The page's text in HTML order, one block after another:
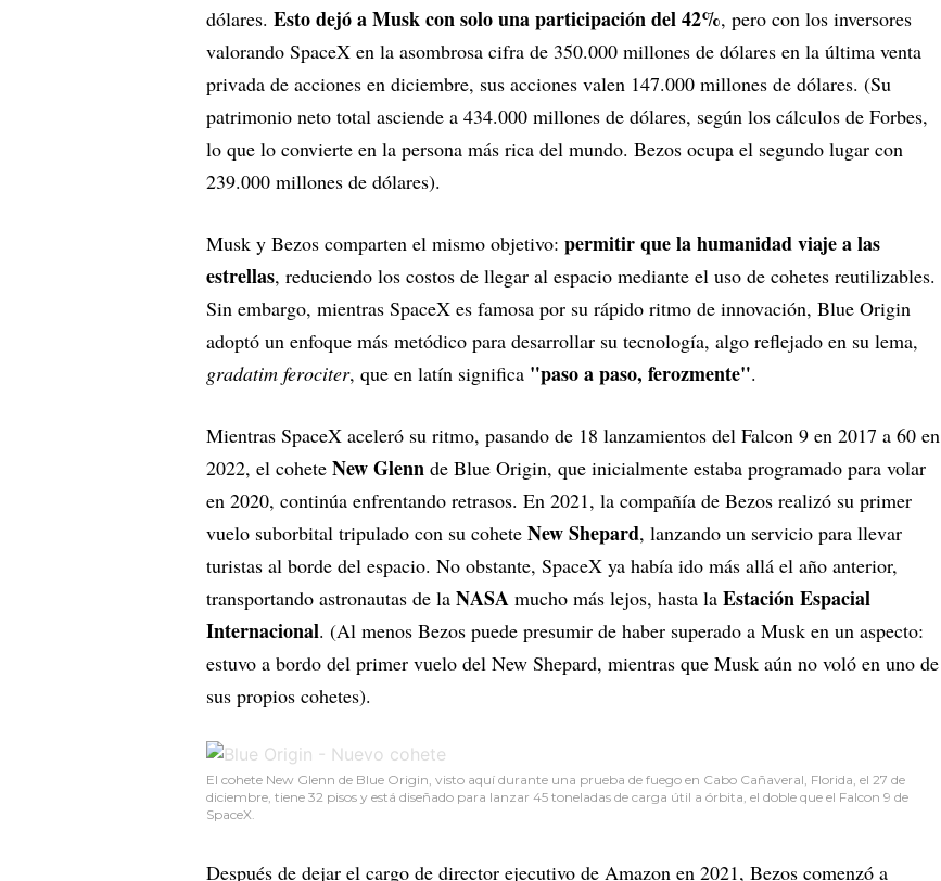
dólares. Esto dejó a Musk con solo una participación del 42%, pero con los inversores
valorando SpaceX en la asombrosa cifra de 350.000 millones de dólares en la última venta
privada de acciones en diciembre, sus acciones valen 147.000 millones de dólares. (Su
patrimonio neto total asciende a 434.000 millones de dólares, según los cálculos de Forbes,
lo que lo convierte en la persona más rica del mundo. Bezos ocupa el segundo lugar con
239.000 millones de dólares).
Musk y Bezos comparten el mismo objetivo: permitir que la humanidad viaje a las
estrellas, reduciendo los costos de llegar al espacio mediante el uso de cohetes reutilizables.
Sin embargo, mientras SpaceX es famosa por su rápido ritmo de innovación, Blue Origin
adoptó un enfoque más metódico para desarrollar su tecnología, algo reflejado en su lema,
gradatim ferociter, que en latín significa "paso a paso, ferozmente".
Mientras SpaceX aceleró su ritmo, pasando de 18 lanzamientos del Falcon 9 en 2017 a 60 en
2022, el cohete New Glenn de Blue Origin, que inicialmente estaba programado para volar
en 2020, continúa enfrentando retrasos. En 2021, la compañía de Bezos realizó su primer
vuelo suborbital tripulado con su cohete New Shepard, lanzando un servicio para llevar
turistas al borde del espacio. No obstante, SpaceX ya había ido más allá el año anterior,
transportando astronautas de la NASA mucho más lejos, hasta la Estación Espacial
Internacional. (Al menos Bezos puede presumir de haber superado a Musk en un aspecto:
estuvo a bordo del primer vuelo del New Shepard, mientras que Musk aún no voló en uno de
sus propios cohetes).
El cohete New Glenn de Blue Origin, visto aquí durante una prueba de fuego en Cabo Cañaveral, Florida, el 27 de
diciembre, tiene 32 pisos y está diseñado para lanzar 45 toneladas de carga útil a órbita, el doble que el Falcon 9 de
SpaceX.
Después de dejar el cargo de director ejecutivo de Amazon en 2021, Bezos comenzó a